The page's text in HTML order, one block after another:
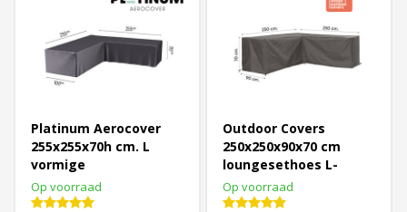
Platinum Aerocover
255x255x70h cm. L
vormige
loungesethoes
Op voorraad
Outdoor Covers
250x250x90x70 cm
loungesethoes L-
vormige
Op voorraad